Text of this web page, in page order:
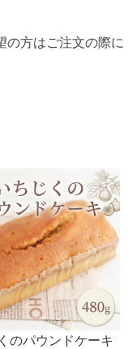
方はご注文の際に
のパウンドケーキ